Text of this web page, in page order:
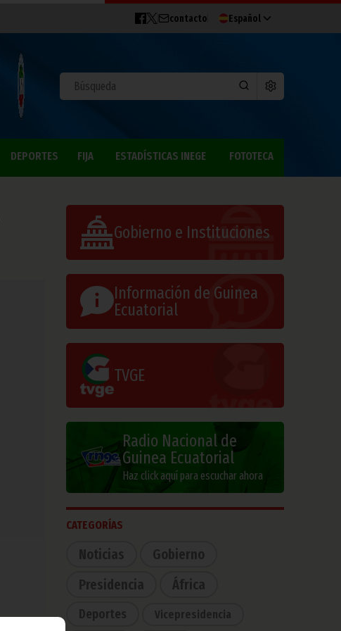
contacto Español
DEPORTES FIJA ESTADÍSTICAS INEGE FOTOTECA
Gobierno e Instituciones
Información de Guinea
Ecuatorial
TVGE
Radio Nacional de
Guinea Ecuatorial
Haz click aquí para escuchar ahora
CATEGORÍAS
Noticias
Gobierno
Presidencia
África
Deportes Vicepresidencia